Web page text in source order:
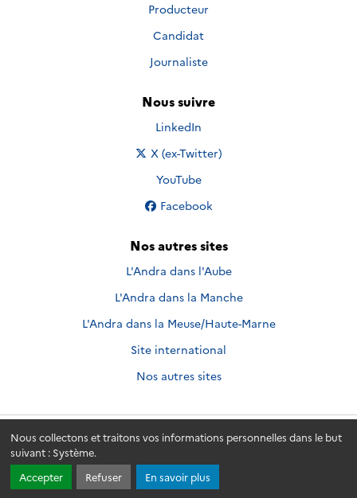
Nous collectons et traitons vos informations personnelles dans le but
suivant : Système.
Accepter
Refuser En savoir plus
Producteur
Candidat
Journaliste
Nous suivre
Nous suivre sur
LinkedIn
Nous suivre sur
X (ex-Twitter)
Nous suivre sur
YouTube
Nous suivre sur
Facebook
Nos autres sites
L'Andra dans l'Aube
L'Andra dans la Manche
L'Andra dans la Meuse/Haute-Marne
Site international
Nos autres sites
Andra.fr © 2026 - Andra. Tous droits réservés.